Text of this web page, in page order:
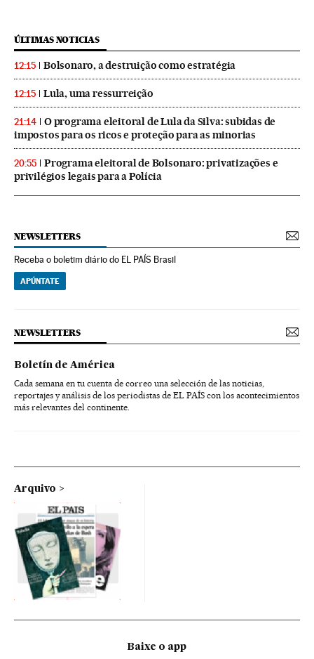
ÚLTIMAS NOTICIAS
12:15 Bolsonaro, a destruição como estratégia
12:15 Lula, uma ressurreição
21:14
O programa eleitoral de Lula da Silva: subidas de
impostos para os ricos e proteção para as minorias
20:55
Programa eleitoral de Bolsonaro: privatizações e
privilégios legais para a Polícia
NEWSLETTERS
Receba o boletim diário do EL PAÍS Brasil
APÚNTATE
NEWSLETTERS
Boletín de América
Cada semana en tu cuenta de correo una selección de las noticias,
reportajes y análisis de los periodistas de EL PAÍS con los acontecimientos
más relevantes del continente.
Arquivo
Baixe o app